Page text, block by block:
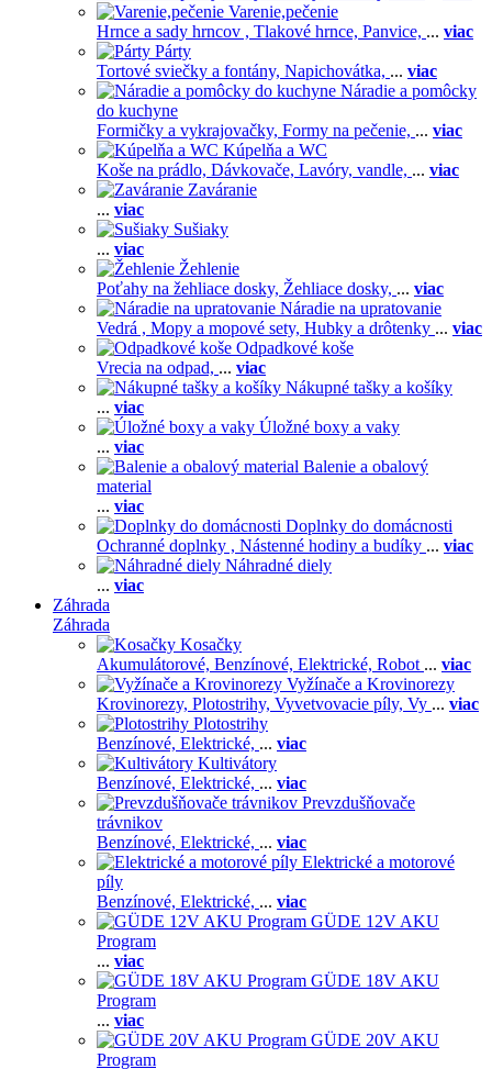
Varenie,pečenie
Hrnce a sady hrncov , Tlakové hrnce, Panvice, ... viac
Párty
Tortové sviečky a fontány, Napichovátka, ... viac
Náradie a pomôcky
do kuchyne
Formičky a vykrajovačky, Formy na pečenie, ... viac
Kúpelňa a WC
Koše na prádlo, Dávkovače, Lavóry, vandle, ... viac
Zaváranie
... viac
Sušiaky
... viac
Žehlenie
Poťahy na žehliace dosky, Žehliace dosky, ... viac
Náradie na upratovanie
Vedrá , Mopy a mopové sety, Hubky a drôtenky ... viac
Odpadkové koše
Vrecia na odpad, ... viac
Nákupné tašky a košíky
... viac
Úložné boxy a vaky
... viac
Balenie a obalový
material
... viac
Doplnky do domácnosti
Ochranné doplnky , Nástenné hodiny a budíky ... viac
Náhradné diely
... viac
Záhrada
Záhrada
Kosačky
Akumulátorové, Benzínové, Elektrické, Robot ... viac
Vyžínače a Krovinorezy
Krovinorezy, Plotostrihy, Vyvetvovacie píly, Vy ... viac
Plotostrihy
Benzínové, Elektrické, ... viac
Kultivátory
Benzínové, Elektrické, ... viac
Prevzdušňovače
trávnikov
Benzínové, Elektrické, ... viac
Elektrické a motorové
píly
Benzínové, Elektrické, ... viac
GÜDE 12V AKU
Program
... viac
GÜDE 18V AKU
Program
... viac
GÜDE 20V AKU
Program